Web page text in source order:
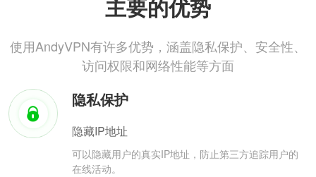
主要的优势
使用AndyVPN有许多优势，涵盖隐私保护、安全性、
访问权限和网络性能等方面
隐私保护
隐藏IP地址
可以隐藏用户的真实IP地址，防止第三方追踪用户的
在线活动。